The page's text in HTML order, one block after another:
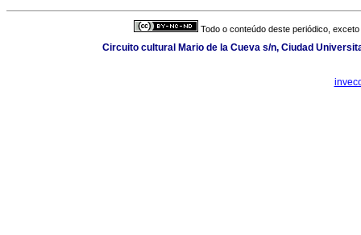
Todo o conteúdo deste periódico,
Circuito cultural Mario de la Cueva s/n, Ciudad